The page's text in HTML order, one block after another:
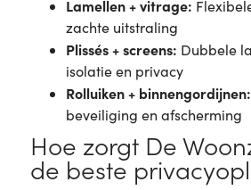
Lamellen + vitrage:
zachte uitstraling
Plissés + screens: Dubbele
isolatie en privacy
Rolluiken + binnengordijnen:
beveiliging en afscherming
Hoe zorgt De
de beste